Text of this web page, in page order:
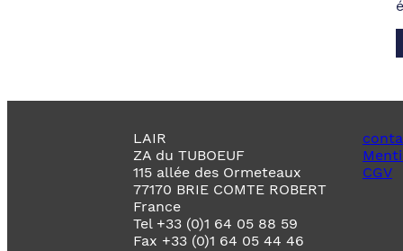
LAIR
ZA du TUBOEUF
115 allée des Ormeteaux
77170 BRIE COMTE ROBERT
France
Tel +33 (0)1 64 05 88 59
Fax +33 (0)1 64 05 44 46
CGV